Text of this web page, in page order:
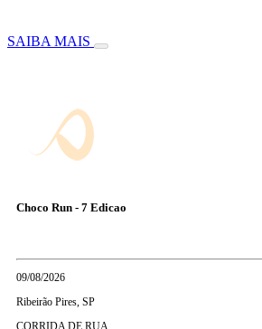
SAIBA MAIS
Choco Run - 7 Edicao
09/08/2026
Ribeirão Pires, SP